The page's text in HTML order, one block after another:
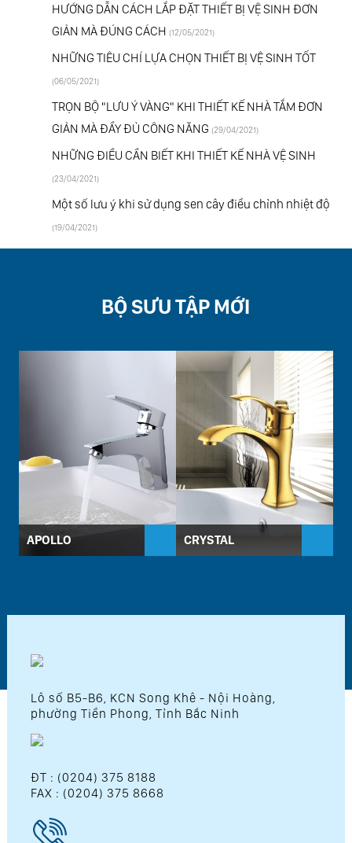
HƯỚNG DẪN CÁCH LẮP ĐẶT THIẾT BỊ VỆ SINH ĐƠN
GIẢN MÀ ĐÚNG CÁCH (12/05/2021)
NHỮNG TIÊU CHÍ LỰA CHỌN THIẾT BỊ VỆ SINH TỐT
(06/05/2021)
TRỌN BỘ "LƯU Ý VÀNG" KHI THIẾT KẾ NHÀ TẮM ĐƠN
GIẢN MÀ ĐẦY ĐỦ CÔNG NĂNG (29/04/2021)
NHỮNG ĐIỀU CẦN BIẾT KHI THIẾT KẾ NHÀ VỆ SINH
(23/04/2021)
Một số lưu ý khi sử dụng sen cây điều chỉnh nhiệt độ
(19/04/2021)
BỘ SƯU TẬP MỚI
APOLLO CRYSTAL
Lô số B5-B6, KCN Song Khê - Nội Hoàng,
phường Tiền Phong, Tỉnh Bắc Ninh
ĐT : (0204) 375 8188
FAX : (0204) 375 8668